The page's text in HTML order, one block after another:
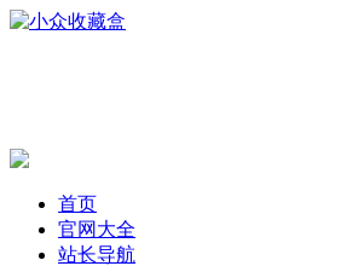
首页
官网大全
站长导航